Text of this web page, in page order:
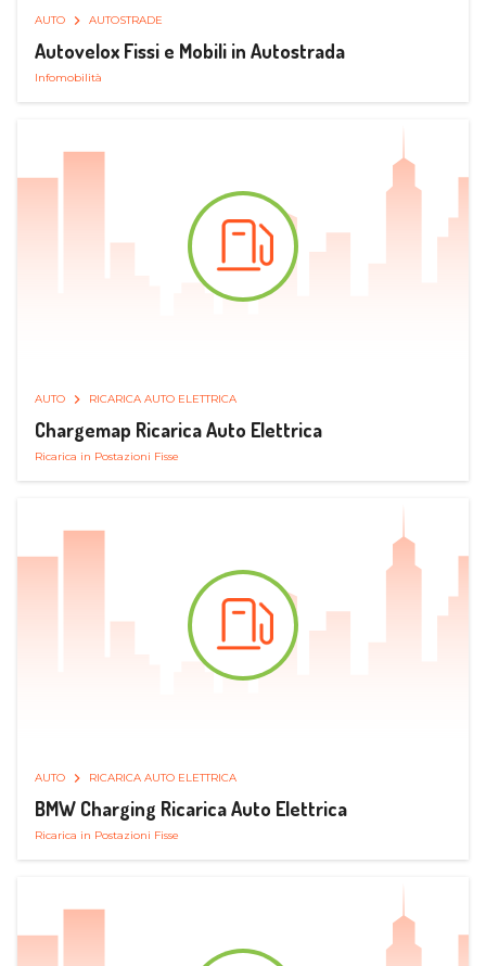
AUTO AUTOSTRADE
Autovelox Fissi e Mobili in Autostrada
Infomobilità
AUTO RICARICA AUTO ELETTRICA
Chargemap Ricarica Auto Elettrica
Ricarica in Postazioni Fisse
AUTO RICARICA AUTO ELETTRICA
BMW Charging Ricarica Auto Elettrica
Ricarica in Postazioni Fisse